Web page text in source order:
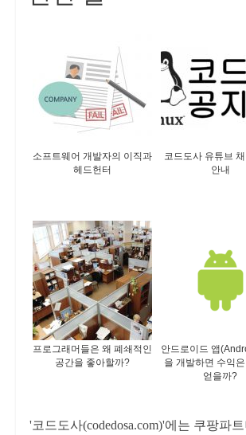
소프트웨어 개발자의 이직과
헤드헌터
코드도사 유튜브
안내
프로그래머들은 왜 폐쇄적인
공간을 좋아할까?
안드로이드 앱
을 개발하면 수익
얻을까?
'코드도사(codedosa.com)'에는 쿠팡파